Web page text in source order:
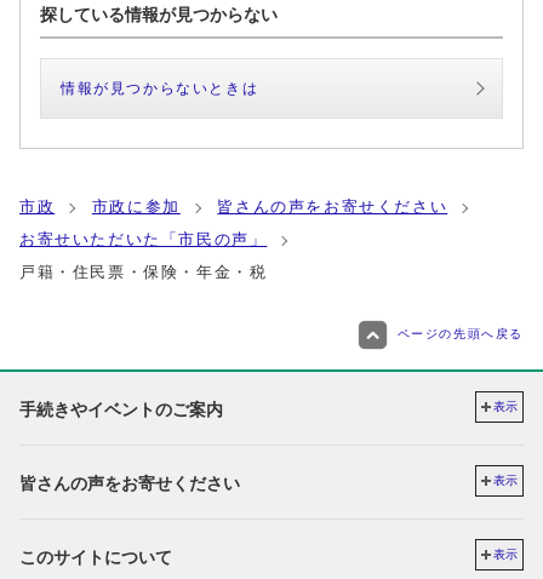
探している情報が見つからない
情報が見つからないときは
市政 市政に参加
皆さんの声をお寄せください
お寄せいただいた「市民の声」
戸籍・住民票・保険・年金・税
ページの先頭へ戻る
手続きやイベントのご案内 表示
皆さんの声をお寄せください 表示
このサイトについて 表示